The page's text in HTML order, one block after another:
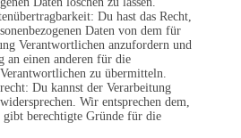
Du hast das Recht,
Daten von dem für
Verantwortlichen anzufordern und
an einen anderen für die
zu übermitteln.
Du kannst der Verarbeitung
Wir entsprechen dem,
gibt berechtigte Gründe für die